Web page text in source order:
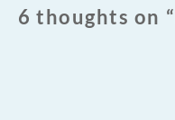
6 thoughts on “